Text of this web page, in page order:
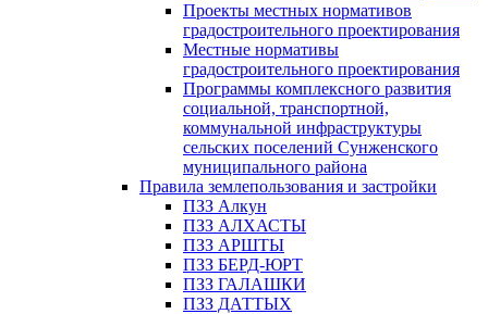
Проекты местных нормативов
градостроительного проектирования
Местные нормативы
градостроительного проектирования
Программы комплексного развития
социальной, транспортной,
коммунальной инфраструктуры
сельских поселений Сунженского
муниципального района
Правила землепользования и застройки
ПЗЗ Алкун
ПЗЗ АЛХАСТЫ
ПЗЗ АРШТЫ
ПЗЗ БЕРД-ЮРТ
ПЗЗ ГАЛАШКИ
ПЗЗ ДАТТЫХ